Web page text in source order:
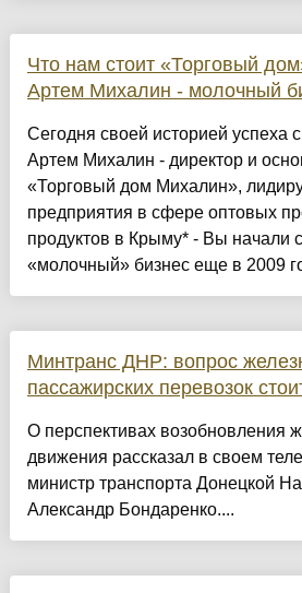
Что нам стоит «Торговый
Артем Михалин - молочный
Сегодня своей историей успеха
Артем Михалин - директор и
«Торговый дом Михалин»,
предприятия в сфере оптовых
продуктов в Крыму* - Вы начали
«молочный» бизнес еще в 2009
Минтранс ДНР: вопрос
пассажирских перевозок
О перспективах возобновления
движения рассказал в своем
министр транспорта Донецкой
Александр Бондаренко....